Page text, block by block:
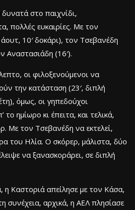
στο παιχνίδι,
πολλές ευκαιρίες. Με τον
10′ δοκάρι), τον Τσεβανέδη
Αναστασιάδη (16′).
οι φιλοξενούμενοι να
την κατάσταση (23′, διπλή
όμως, οι γηπεδούχοι
ημίωρο κι έπειτα, και τελικά,
Με τον Τσεβανέδη να εκτελεί,
του Ηλία. Ο σκόρερ, μάλιστα, δύο
να ξανασκοράρει, σε διπλή
Καστοριά απείλησε με τον Κάσα,
συνέχεια, αρχικά, η ΑΕΛ πλησίασε